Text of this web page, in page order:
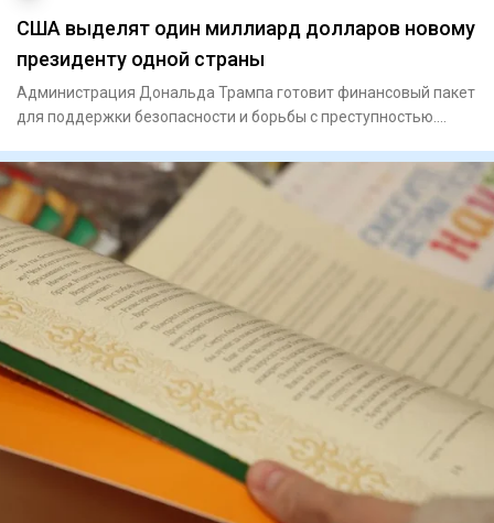
США выделят один миллиард долларов новому
президенту одной страны
Администрация Дональда Трампа готовит финансовый пакет
для поддержки безопасности и борьбы с преступностью.